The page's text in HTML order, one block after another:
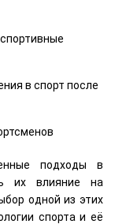
в спорт после
подходы в
их влияние на
одной из этих
спорта и её